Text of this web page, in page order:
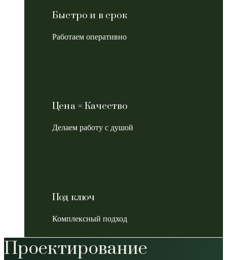
Быстро и в срок
Работаем оперативно
Цена = Качество
Делаем работу с душой
Под ключ
Комплексный подход
Проектирование